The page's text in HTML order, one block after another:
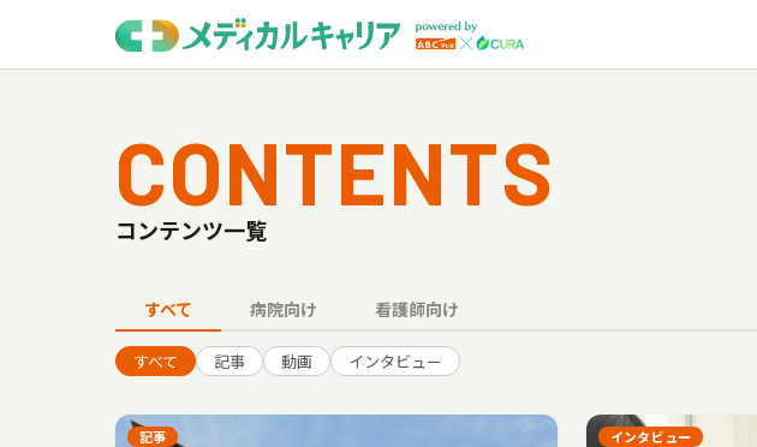
CONTENTS
コンテンツ一覧
すべて 病院向け 看護師向け
すべて 記事 動画 インタビュー
記事 インタビュー